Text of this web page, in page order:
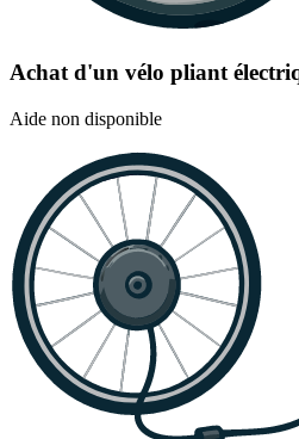
Achat d'un vélo pliant
Aide non disponible